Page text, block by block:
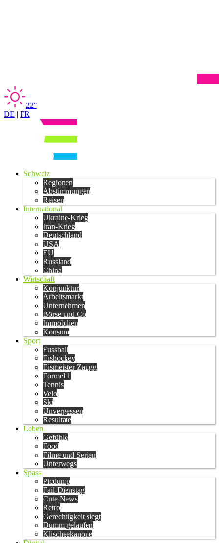
22°
DE | FR
Schweiz
Regionen
Abstimmungen
Reisen
International
Ukraine-Krieg
Iran-Krieg
Deutschland
USA
EU
Russland
China
Wirtschaft
Konjunktur
Arbeitsmarkt
Unternehmen
Börse und Co
Immobilien
Konsum
Sport
Fussball
Eishockey
Eismeister Zaugg
Formel 1
Tennis
Velo
Ski
Unvergessen
Resultate
Leben
Gefühle
Food
Filme und Serien
Unterwegs
Spass
Picdump
Fail-Dienstag
Cute News
Retro
Gerechtigkeit siegt
Dumm gelaufen
Klischeekanone